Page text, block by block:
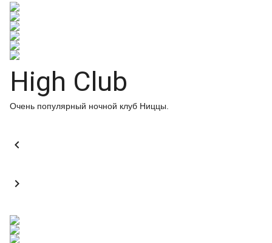
High Club
Очень популярный ночной клуб Ниццы.

